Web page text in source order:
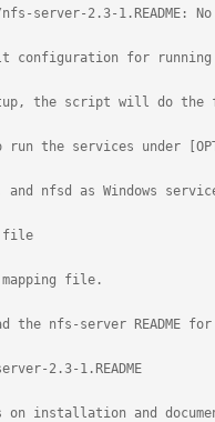
server-2.3-1.README:
for running
the script will do the
the services under
nfsd as Windows
file
file.
nfs-server README for
2.3-1.README
on installation and